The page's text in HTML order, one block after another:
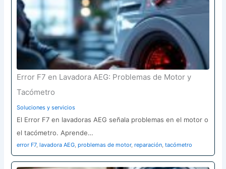
Error F7 en Lavadora AEG: Problemas de Motor y
Tacómetro
Soluciones y servicios
El Error F7 en lavadoras AEG señala problemas en el motor o
el tacómetro. Aprende…
error F7,lavadora AEG,problemas de motor,reparación,tacómetro